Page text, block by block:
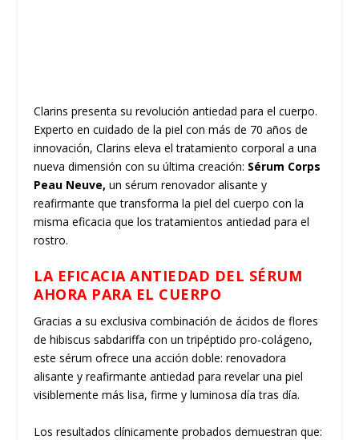
Clarins presenta su revolución antiedad para el cuerpo.
Experto en cuidado de la piel con más de 70 años de
innovación, Clarins eleva el tratamiento corporal a una
nueva dimensión con su última creación: Sérum Corps
Peau Neuve,un sérum renovador alisante y
reafirmante que transforma la piel del cuerpo con la
misma eficacia que los tratamientos antiedad para el
rostro.
LA EFICACIA ANTIEDAD DEL SÉRUM
AHORA PARA EL CUERPO
Gracias a su exclusiva combinación de ácidos de flores
de hibiscus sabdariffa con un tripéptido pro-colágeno,
este sérum ofrece una acción doble: renovadora
alisante y reafirmante antiedad para revelar una piel
visiblemente más lisa, firme y luminosa día tras día.
Los resultados clínicamente probados demuestran que: